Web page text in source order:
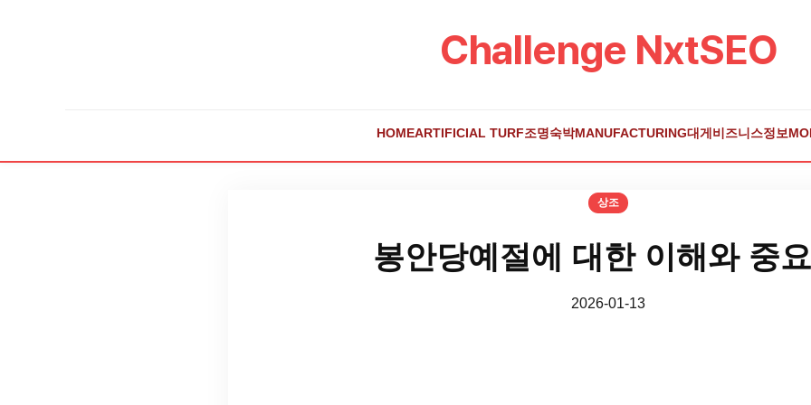
Challenge NxtSEO
HOMEARTIFICIAL TURF조명숙박MANUFACTURING대게 비즈니스정보
상조
봉안당예절에 대한 이해와 중
2026-01-13